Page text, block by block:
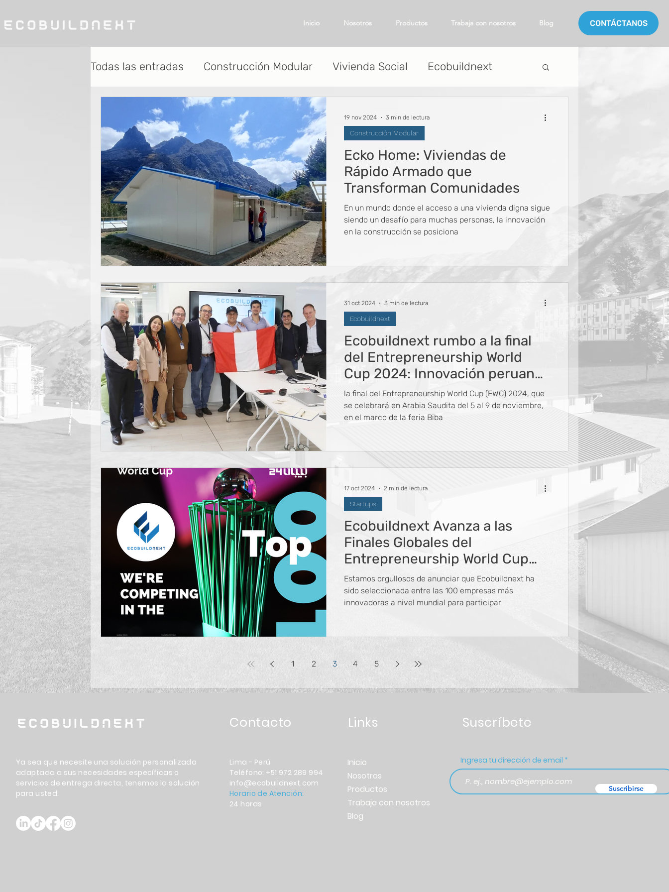
Inicio Nosotros Productos Trabaja con nosotros Blog CONTÁCTANOS
Todas las entradas Construcción Modular Vivienda Social Ecobuildnext
CasasPrefabricadas Campamentos Mineros
Ecko Home: Viviendas de
Rápido Armado que
Transforman Comunidades
En un mundo donde el acceso a una vivienda digna sigue
siendo un desafío para muchas personas, la innovación
en la construcción se posiciona
Construcción Modular
19 nov 2024 3 min de lectura
Ecobuildnext rumbo a la final
del Entrepreneurship World
Cup 2024: Innovación peruana
en el escenario global
la final del Entrepreneurship World Cup (EWC) 2024, que
se celebrará en Arabia Saudita del 5 al 9 de noviembre,
en el marco de la feria Biba
Ecobuildnext
31 oct 2024 3 min de lectura
Ecobuildnext Avanza a las
Finales Globales del
Entrepreneurship World Cup
2024
Estamos orgullosos de anunciar que Ecobuildnext ha
sido seleccionada entre las 100 empresas más
innovadoras a nivel mundial para participar
Startups
17 oct 2024 2 min de lectura
1 2 3 4 5
Ya sea que necesite una solución personalizada
adaptada a sus necesidades específicas o
servicios de entrega directa, tenemos la solución
para usted.
Contacto Links
Lima - Perú
Teléfono: +51 972 289 994
info@ecobuildnext.com
Horario de Atención:
24 horas
Inicio
Nosotros
Productos
Trabaja con nosotros
Blog
Suscríbete
Ingresa tu dirección de email
Suscribirse